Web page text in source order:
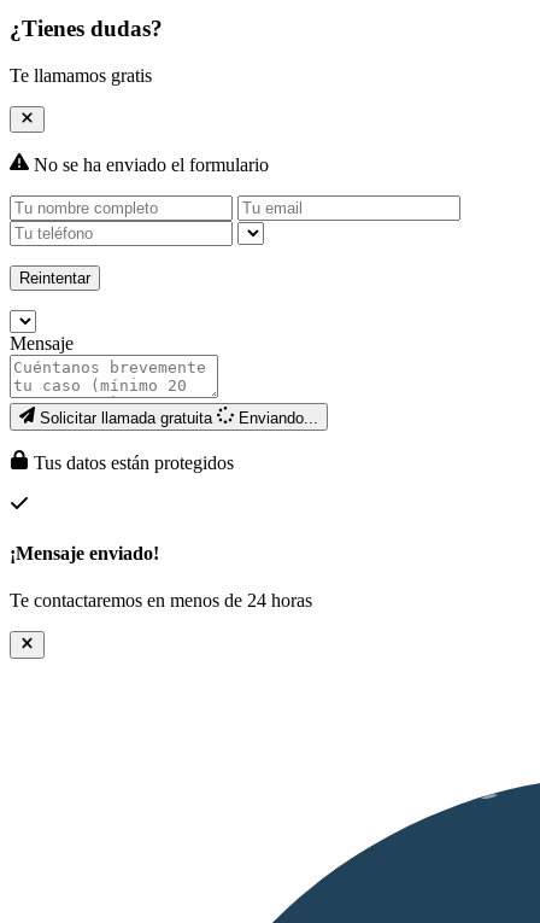
¿Tienes dudas?
Te llamamos gratis
No se ha enviado el formulario
Reintentar
Mensaje
Solicitar llamada gratuita Enviando...
Tus datos están protegidos
¡Mensaje enviado!
Te contactaremos en menos de 24 horas